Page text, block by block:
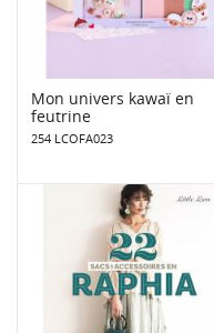
Mon univers kawaï en
feutrine
254 LCOFA023